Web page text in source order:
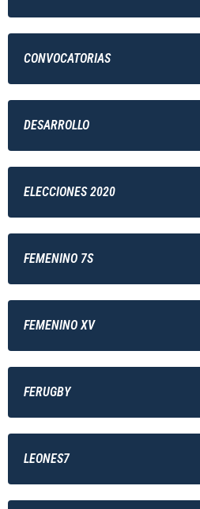
CONVOCATORIAS
DESARROLLO
ELECCIONES 2020
FEMENINO 7S
FEMENINO XV
FERUGBY
LEONES7